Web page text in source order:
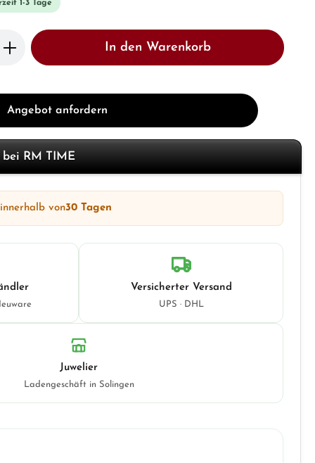
1-3 Tage
den gewünschten Wert ein oder
In den Warenkorb
Angebot anfordern
bei RM TIME
von30 Tagen
Versicherter Versand
UPS · DHL
Juwelier
Ladengeschäft in Solingen